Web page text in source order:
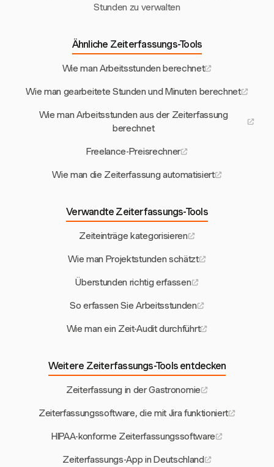
Stunden zu verwalten
Ähnliche Zeiterfassungs-Tools
Wie man Arbeitsstunden berechnet
Wie man gearbeitete Stunden und Minuten berechnet
Wie man Arbeitsstunden aus der Zeiterfassung
berechnet
Freelance-Preisrechner
Wie man die Zeiterfassung automatisiert
Verwandte Zeiterfassungs-Tools
Zeiteinträge kategorisieren
Wie man Projektstunden schätzt
Überstunden richtig erfassen
So erfassen Sie Arbeitsstunden
Wie man ein Zeit-Audit durchführt
Weitere Zeiterfassungs-Tools entdecken
Zeiterfassung in der Gastronomie
Zeiterfassungssoftware, die mit Jira funktioniert
HIPAA-konforme Zeiterfassungssoftware
Zeiterfassungs-App in Deutschland